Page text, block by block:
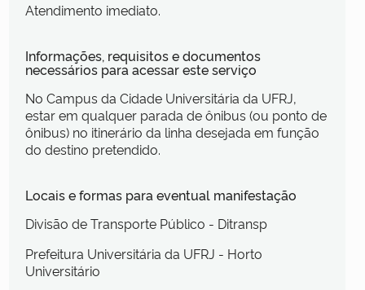
Atendimento imediato.
Informações, requisitos e documentos
necessários para acessar este serviço
No Campus da Cidade Universitária da UFRJ,
estar em qualquer parada de ônibus (ou ponto de
ônibus) no itinerário da linha desejada em função
do destino pretendido.
Locais e formas para eventual manifestação
Divisão de Transporte Público - Ditransp
Prefeitura Universitária da UFRJ - Horto
Universitário